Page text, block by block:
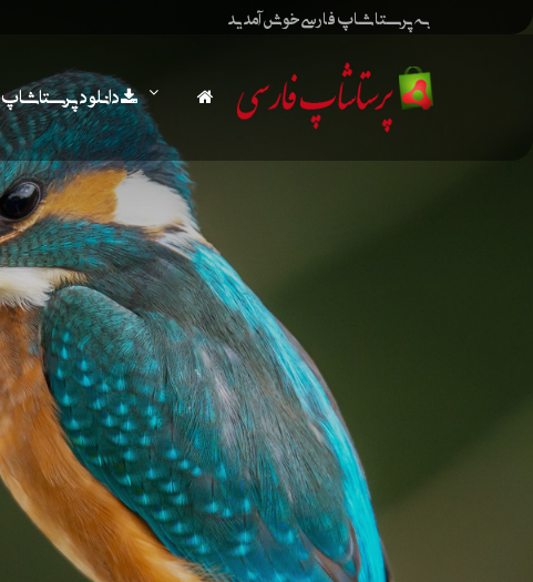
به پرستاشاپ فارسی خوش آمدید
دانلود پرستاشاپ